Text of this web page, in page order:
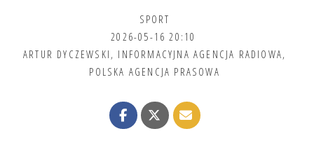
SPORT
2026-05-16 20:10
ARTUR DYCZEWSKI , INFORMACYJNA AGENCJA RADIOWA,
POLSKA AGENCJA PRASOWA